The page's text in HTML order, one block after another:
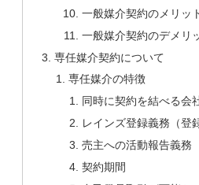
一般媒介契約のメリッ
一般媒介契約のデメリ
専任媒介契約について
専任媒介の特徴
同時に契約を結べる会
レインズ登録義務（登
売主への活動報告義務
契約期間